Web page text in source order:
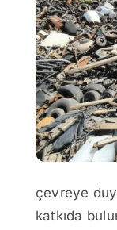
çevreye
katkıda